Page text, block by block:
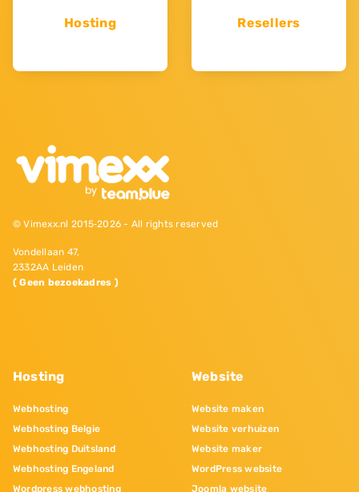
Hosting Resellers
© Vimexx.nl 2015‐2026 - All rights reserved
Vondellaan 47,
2332AA Leiden
( Geen bezoekadres )
Hosting
Webhosting
Webhosting Belgie
Webhosting Duitsland
Webhosting Engeland
Wordpress webhosting
Website
Website maken
Website verhuizen
Website maker
WordPress website
Joomla website